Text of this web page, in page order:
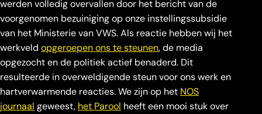
werden volledig overvallen door het bericht van de
voorgenomen bezuiniging op onze instellingssubsidie
van het Ministerie van VWS. Als reactie hebben wij het
werkveld opgeroepen ons te steunen, de media
opgezocht en de politiek actief benaderd. Dit
resulteerde in overweldigende steun voor ons werk en
hartverwarmende reacties. We zijn op het NOS
journaal geweest, het Parool heeft een mooi stuk over